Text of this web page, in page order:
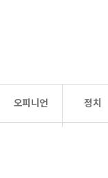
오피니언 정치